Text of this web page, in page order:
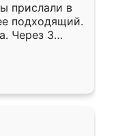
прислали в
подходящий.
Через 3
Остались